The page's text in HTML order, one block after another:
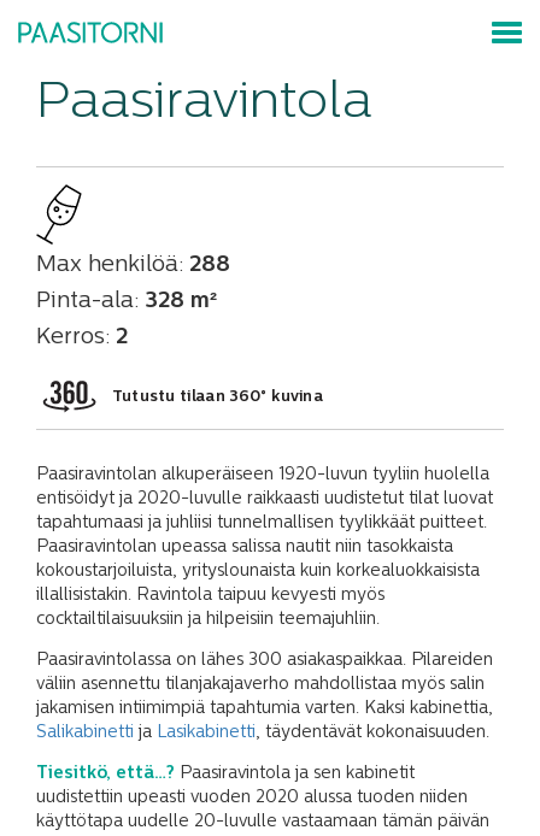
Paasiravintola
Max henkilöä: 288
Pinta-ala: 328 m²
Kerros: 2
Tutustu tilaan 360° kuvina
Paasiravintolan alkuperäiseen 1920-luvun tyyliin huolella
entisöidyt ja 2020-luvulle raikkaasti uudistetut tilat luovat
tapahtumaasi ja juhliisi tunnelmallisen tyylikkäät puitteet.
Paasiravintolan upeassa salissa nautit niin tasokkaista
kokoustarjoiluista, yrityslounaista kuin korkealuokkaisista
illallisistakin. Ravintola taipuu kevyesti myös
cocktailtilaisuuksiin ja hilpeisiin teemajuhliin.
Paasiravintolassa on lähes 300 asiakaspaikkaa. Pilareiden
väliin asennettu tilanjakajaverho mahdollistaa myös salin
jakamisen intiimimpiä tapahtumia varten. Kaksi kabinettia,
Salikabinetti ja Lasikabinetti, täydentävät kokonaisuuden.
Tiesitkö, että…? Paasiravintola ja sen kabinetit
uudistettiin upeasti vuoden 2020 alussa tuoden niiden
käyttötapa uudelle 20-luvulle vastaamaan tämän päivän